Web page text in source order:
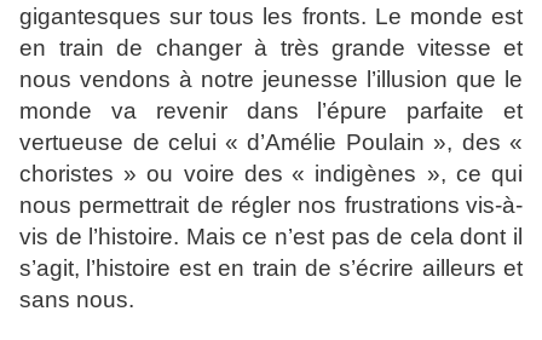
gigantesques sur tous les fronts. Le monde est
en train de changer à très grande vitesse et
nous vendons à notre jeunesse l’illusion que le
monde va revenir dans l’épure parfaite et
vertueuse de celui « d’Amélie Poulain », des «
choristes » ou voire des « indigènes », ce qui
nous permettrait de régler nos frustrations vis-à-
vis de l’histoire. Mais ce n’est pas de cela dont il
s’agit, l’histoire est en train de s’écrire ailleurs et
sans nous.